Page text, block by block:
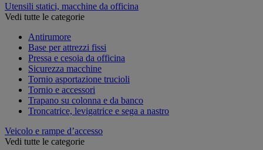
Utensili statici, macchine da officina
Vedi tutte le categorie
Antirumore
Base per attrezzi fissi
Pressa e cesoia da officina
Sicurezza macchine
Tornio asportazione trucioli
Tornio e accessori
Trapano su colonna e da banco
Troncatrice, levigatrice e sega a nastro
Veicolo e rampe d’accesso
Vedi tutte le categorie